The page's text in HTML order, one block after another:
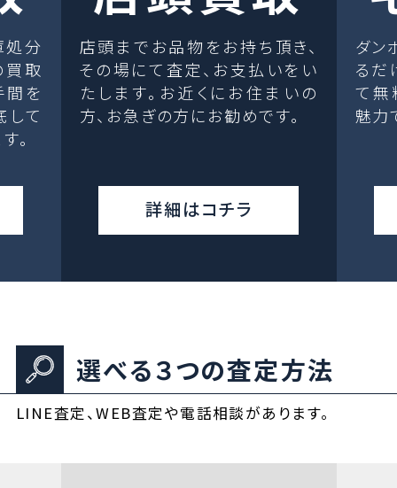
処分
取
間を
して
。
店頭までお品物をお持ち頂き、
その場にて査定、お支払いをい
たします。お近くにお住まいの
方、お急ぎの方にお勧めです。
詳細はコチラ
ダン
るだ
て無
魅力
選べる３つの査定方法
LINE査定、WEB査定や電話相談があります。